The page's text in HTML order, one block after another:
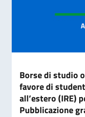
Borse di studio
favore di
all’estero (IRE)
Pubblicazione